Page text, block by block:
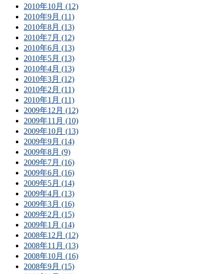
2010年10月 (12)
2010年9月 (11)
2010年8月 (13)
2010年7月 (12)
2010年6月 (13)
2010年5月 (13)
2010年4月 (13)
2010年3月 (12)
2010年2月 (11)
2010年1月 (11)
2009年12月 (12)
2009年11月 (10)
2009年10月 (13)
2009年9月 (14)
2009年8月 (9)
2009年7月 (16)
2009年6月 (16)
2009年5月 (14)
2009年4月 (13)
2009年3月 (16)
2009年2月 (15)
2009年1月 (14)
2008年12月 (12)
2008年11月 (13)
2008年10月 (16)
2008年9月 (15)